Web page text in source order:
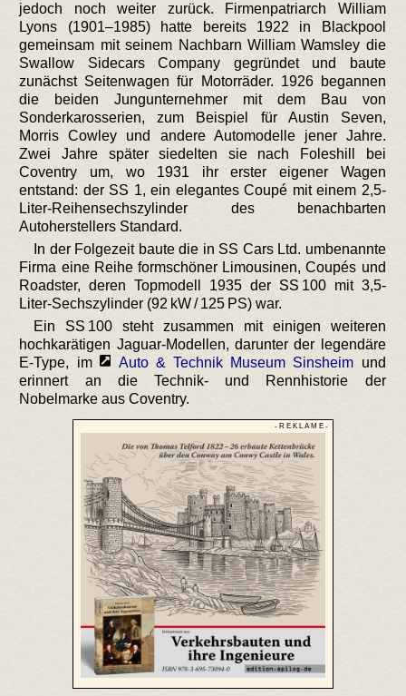
jedoch noch weiter zurück. Firmenpatriarch William
Lyons (1901–1985) hatte bereits 1922 in Blackpool
gemeinsam mit seinem Nachbarn William Wamsley die
Swallow Sidecars Company gegründet und baute
zunächst Seitenwagen für Motorräder. 1926 begannen
die beiden Jungunternehmer mit dem Bau von
Sonderkarosserien, zum Beispiel für Austin Seven,
Morris Cowley und andere Automodelle jener Jahre.
Zwei Jahre später siedelten sie nach Foleshill bei
Coventry um, wo 1931 ihr erster eigener Wagen
entstand: der SS 1, ein elegantes Coupé mit einem 2,5-
Liter-Reihensechszylinder des benachbarten
Autoherstellers Standard.
In der Folgezeit baute die in SS Cars Ltd. umbenannte
Firma eine Reihe formschöner Limousinen, Coupés und
Roadster, deren Topmodell 1935 der SS 100 mit 3,5-
Liter-Sechszylinder (92 kW / 125 PS) war.
Ein SS 100 steht zusammen mit einigen weiteren
hochkarätigen Jaguar-Modellen, darunter der legendäre
E-Type, im
Auto & Technik Museum Sinsheim und
erinnert an die Technik- und Rennhistorie der
Nobelmarke aus Coventry.
- R E K L A M E -